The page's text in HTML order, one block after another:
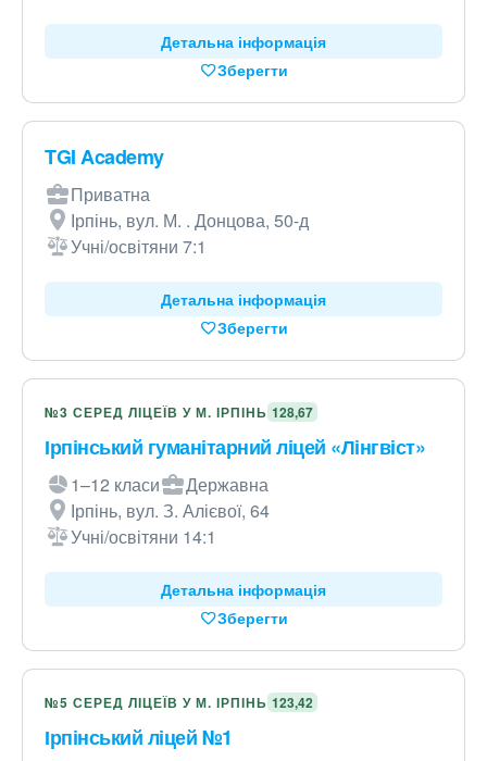
Детальна інформація
Зберегти
TGI Academy
Приватна
Ірпінь, вул. М. . Донцова, 50-д
Учні/освітяни 7:1
Детальна інформація
Зберегти
№3 СЕРЕД ЛІЦЕЇВ У М. ІРПІНЬ 128,67
Ірпінський гуманітарний ліцей «Лінгвіст»
1–12 класи
Державна
Ірпінь, вул. З. Алієвої, 64
Учні/освітяни 14:1
Детальна інформація
Зберегти
№5 СЕРЕД ЛІЦЕЇВ У М. ІРПІНЬ 123,42
Ірпінський ліцей №1